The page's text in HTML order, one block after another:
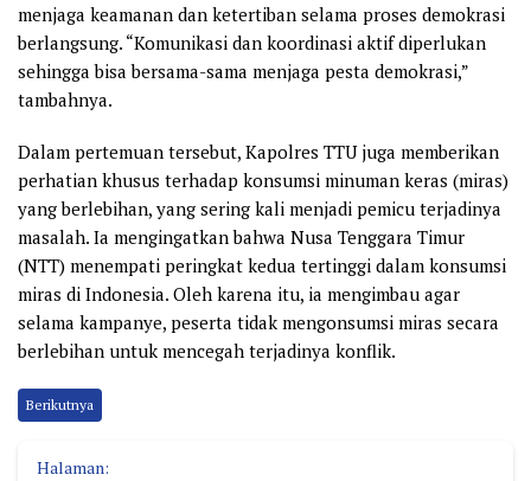
menjaga keamanan dan ketertiban selama proses demokrasi
berlangsung. “Komunikasi dan koordinasi aktif diperlukan
sehingga bisa bersama-sama menjaga pesta demokrasi,”
tambahnya.
Dalam pertemuan tersebut, Kapolres TTU juga memberikan
perhatian khusus terhadap konsumsi minuman keras (miras)
yang berlebihan, yang sering kali menjadi pemicu terjadinya
masalah. Ia mengingatkan bahwa Nusa Tenggara Timur
(NTT) menempati peringkat kedua tertinggi dalam konsumsi
miras di Indonesia. Oleh karena itu, ia mengimbau agar
selama kampanye, peserta tidak mengonsumsi miras secara
berlebihan untuk mencegah terjadinya konflik.
Berikutnya
Halaman: